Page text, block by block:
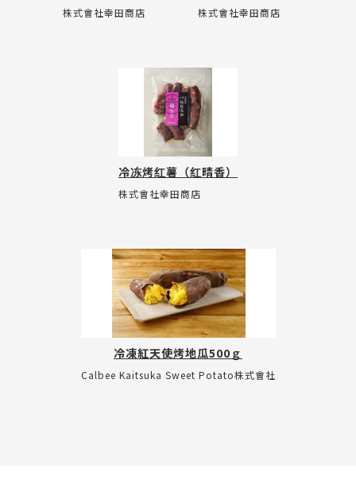
株式會社幸田商店 株式會社幸田商店
冷冻烤红薯（红晴香）
株式會社幸田商店
冷凍紅天使烤地瓜500ｇ
Calbee Kaitsuka Sweet Potato株式會社